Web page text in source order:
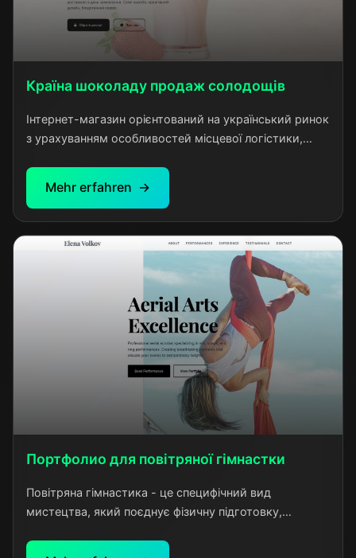
Країна шоколаду продаж солодощів
Інтернет-магазин орієнтований на український ринок
з урахуванням особливостей місцевої логістики,
демонструє комплексний підхід до e-commerce
розробки з інтеграцією всіх необхідних сервісів для
Mehr erfahren
Портфолио для повітряної гімнастки
Повітряна гімнастика - це специфічний вид
мистецтва, який поєднує фізичну підготовку,
ефективного портфолио необхідно було передати